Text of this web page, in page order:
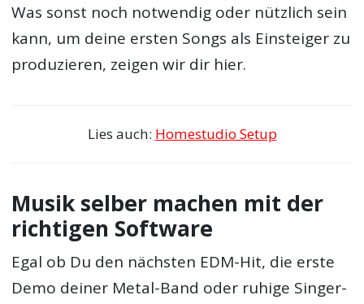
Was sonst noch notwendig oder nützlich sein
kann, um deine ersten Songs als Einsteiger zu
produzieren, zeigen wir dir hier.
Lies auch: Homestudio Setup
Musik selber machen mit der
richtigen Software
Egal ob Du den nächsten EDM-Hit, die erste
Demo deiner Metal-Band oder ruhige Singer-